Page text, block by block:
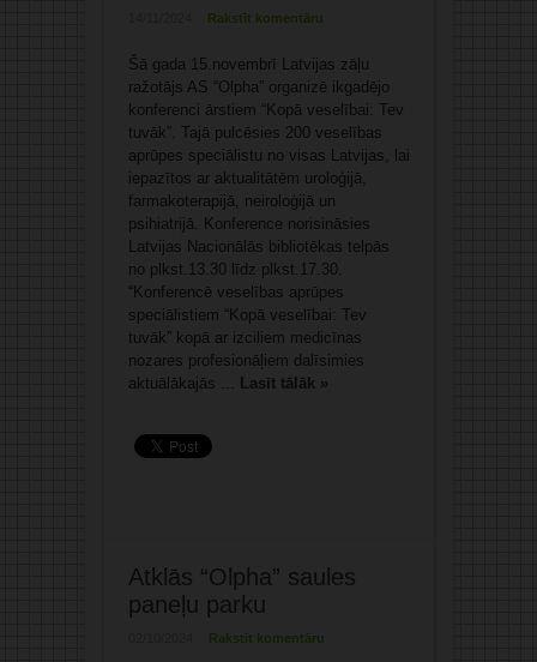
Rakstīt komentāru
Šā gada 15.novembrī Latvijas zāļu
ražotājs AS “Olpha” organizē ikgadējo
konferenci ārstiem “Kopā veselībai: Tev
tuvāk”. Tajā pulcēsies 200 veselības
aprūpes speciālistu no visas Latvijas, lai
iepazītos ar aktualitātēm uroloģijā,
farmakoterapijā, neiroloģijā un
psihiatrijā. Konference norisināsies
Latvijas Nacionālās bibliotēkas telpās
no plkst.13.30 līdz plkst.17.30.
“Konferencē veselības aprūpes
speciālistiem “Kopā veselībai: Tev
tuvāk” kopā ar izciliem medicīnas
nozares profesionāļiem dalīsimies
aktuālākajās ... Lasīt tālāk »
Atklās “Olpha” saules
paneļu parku
Rakstīt komentāru